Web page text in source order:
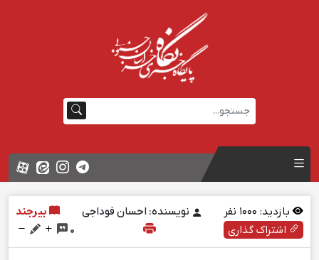
بازدید: نفر نویسنده: احسان فوداجی
بیرجند
اشتراک گذاری
0